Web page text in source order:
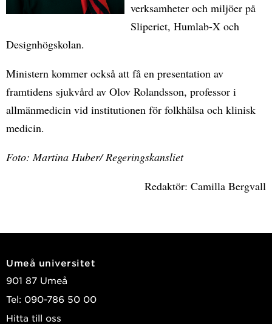
verksamheter och miljöer på
Sliperiet, Humlab-X och
Designhögskolan.
Ministern kommer också att få en presentation av
framtidens sjukvård av Olov Rolandsson, professor i
allmänmedicin vid institutionen för folkhälsa och klinisk
medicin.
Foto: Martina Huber/ Regeringskansliet
Redaktör: Camilla Bergvall
Umeå universitet
901 87 Umeå
Tel: 090-786 50 00
Hitta till oss